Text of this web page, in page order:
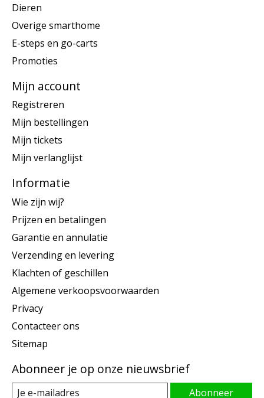
Dieren
Overige smarthome
E-steps en go-carts
Promoties
Mijn account
Registreren
Mijn bestellingen
Mijn tickets
Mijn verlanglijst
Informatie
Wie zijn wij?
Prijzen en betalingen
Garantie en annulatie
Verzending en levering
Klachten of geschillen
Algemene verkoopsvoorwaarden
Privacy
Contacteer ons
Sitemap
Abonneer je op onze nieuwsbrief
Abonneer